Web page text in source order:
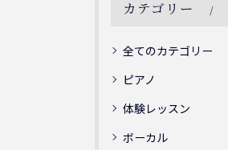
カテゴリー
全てのカテゴリー
ピアノ
体験レッスン
ボーカル